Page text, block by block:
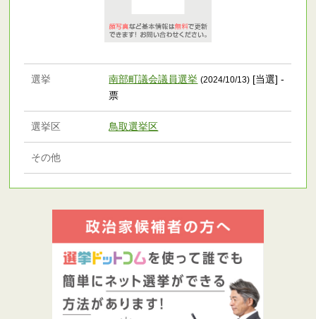
選挙 南部町議会議員選挙 (2024/10/13) [当選] -
票
選挙区 鳥取選挙区
その他